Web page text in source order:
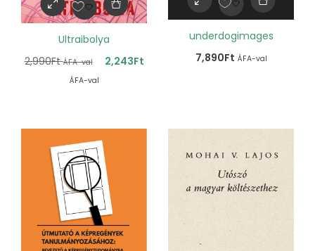
Ultraibolya
2,990Ft ÁFA-val 2,243Ft
ÁFA-val
underdogimages
7,890Ft ÁFA-val